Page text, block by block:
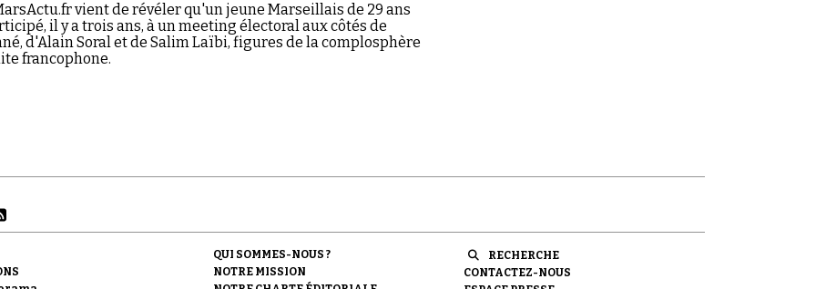
vient de révéler qu'un jeune Marseillais de 29 ans
il y a trois ans, à un meeting électoral aux côtés de
d'Alain Soral et de Salim Laïbi, figures de la complosphère
francophone.
QUI SOMMES-NOUS ?
NOTRE MISSION
RECHERCHE
CONTACTEZ-NOUS